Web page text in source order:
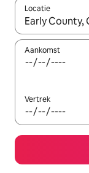
Locatie
Wanneer er
Aankomst
Vertrek